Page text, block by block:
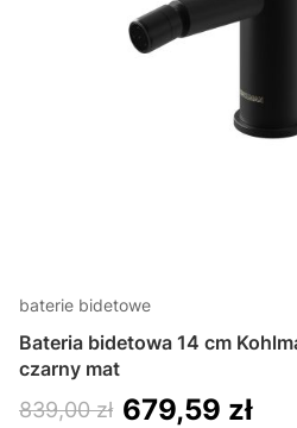
baterie bidetowe
Bateria bidetowa 14 cm
czarny mat
839,00 zł 679,59 zł